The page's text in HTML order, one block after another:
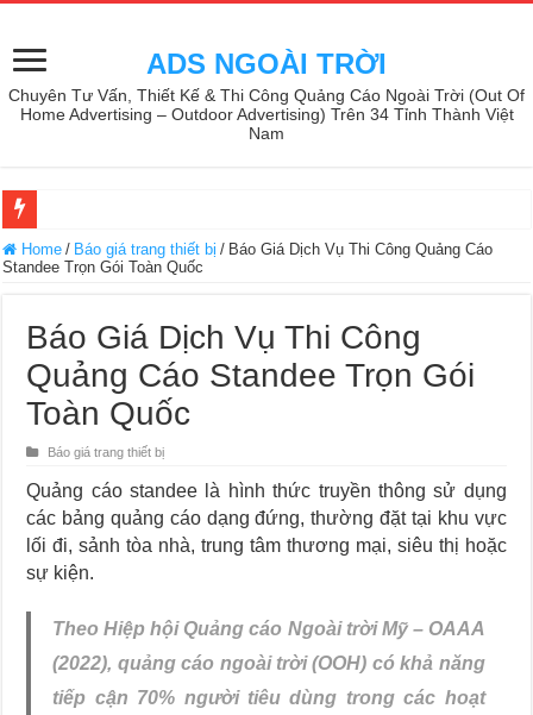
ADS NGOÀI TRỜI
Chuyên Tư Vấn, Thiết Kế & Thi Công Quảng Cáo Ngoài Trời (Out Of
Home Advertising – Outdoor Advertising) Trên 34 Tỉnh Thành Việt
Nam
Home / Báo giá trang thiết bị / Báo Giá Dịch Vụ Thi Công Quảng Cáo
Standee Trọn Gói Toàn Quốc
Báo Giá Dịch Vụ Thi Công
Quảng Cáo Standee Trọn Gói
Toàn Quốc
Báo giá trang thiết bị
Quảng cáo standee là hình thức truyền thông sử dụng
các bảng quảng cáo dạng đứng, thường đặt tại khu vực
lối đi, sảnh tòa nhà, trung tâm thương mại, siêu thị hoặc
sự kiện.
Theo Hiệp hội Quảng cáo Ngoài trời Mỹ – OAAA
(2022), quảng cáo ngoài trời (OOH) có khả năng
tiếp cận 70% người tiêu dùng trong các hoạt